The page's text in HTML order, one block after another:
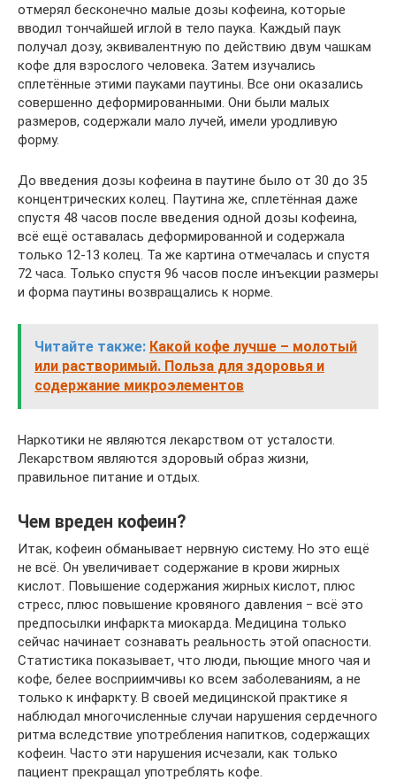
отмерял бесконечно малые дозы кофеина, которые
вводил тончайшей иглой в тело паука. Каждый паук
получал дозу, эквивалентную по действию двум чашкам
кофе для взрослого человека. Затем изучались
сплетённые этими пауками паутины. Все они оказались
совершенно деформированными. Они были малых
размеров, содержали мало лучей, имели уродливую
форму.
До введения дозы кофеина в паутине было от 30 до 35
концентрических колец. Паутина же, сплетённая даже
спустя 48 часов после введения одной дозы кофеина,
всё ещё оставалась деформированной и содержала
только 12-13 колец. Та же картина отмечалась и спустя
72 часа. Только спустя 96 часов после инъекции размеры
и форма паутины возвращались к норме.
Читайте также: Какой кофе лучше – молотый
или растворимый. Польза для здоровья и
содержание микроэлементов
Наркотики не являются лекарством от усталости.
Лекарством являются здоровый образ жизни,
правильное питание и отдых.
Чем вреден кофеин?
Итак, кофеин обманывает нервную систему. Но это ещё
не всё. Он увеличивает содержание в крови жирных
кислот. Повышение содержания жирных кислот, плюс
стресс, плюс повышение кровяного давления ‒ всё это
предпосылки инфаркта миокарда. Медицина только
сейчас начинает сознавать реальность этой опасности.
Статистика показывает, что люди, пьющие много чая и
кофе, белее восприимчивы ко всем заболеваниям, а не
только к инфаркту. В своей медицинской практике я
наблюдал многочисленные случаи нарушения сердечного
ритма вследствие употребления напитков, содержащих
кофеин. Часто эти нарушения исчезали, как только
пациент прекращал употреблять кофе.